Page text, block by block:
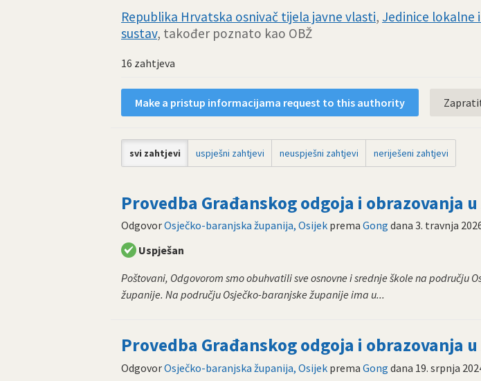
Republika Hrvatska osnivač tijela javne vlasti, Jedinice lokalne
sustav, također poznato kao OBŽ
16 zahtjeva
Make a pristup informacijama request to this authority
svi zahtjevi uspješni zahtjevi neuspješni zahtjevi neriješeni zahtjevi
Provedba Građanskog odgoja i obrazovanja
OdgovorOsječko-baranjska županija, Osijek prema Gong dana 3. travnja
Uspješan
Poštovani, Odgovorom smo obuhvatili sve osnovne i srednje škole na području
županije. Na području Osječko-baranjske županije ima u...
Provedba Građanskog odgoja i obrazovanja
OdgovorOsječko-baranjska županija, Osijek prema Gong dana 19. srpnja